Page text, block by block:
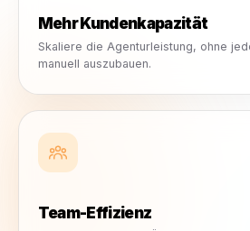
Mehr
Posts, Anzeigen